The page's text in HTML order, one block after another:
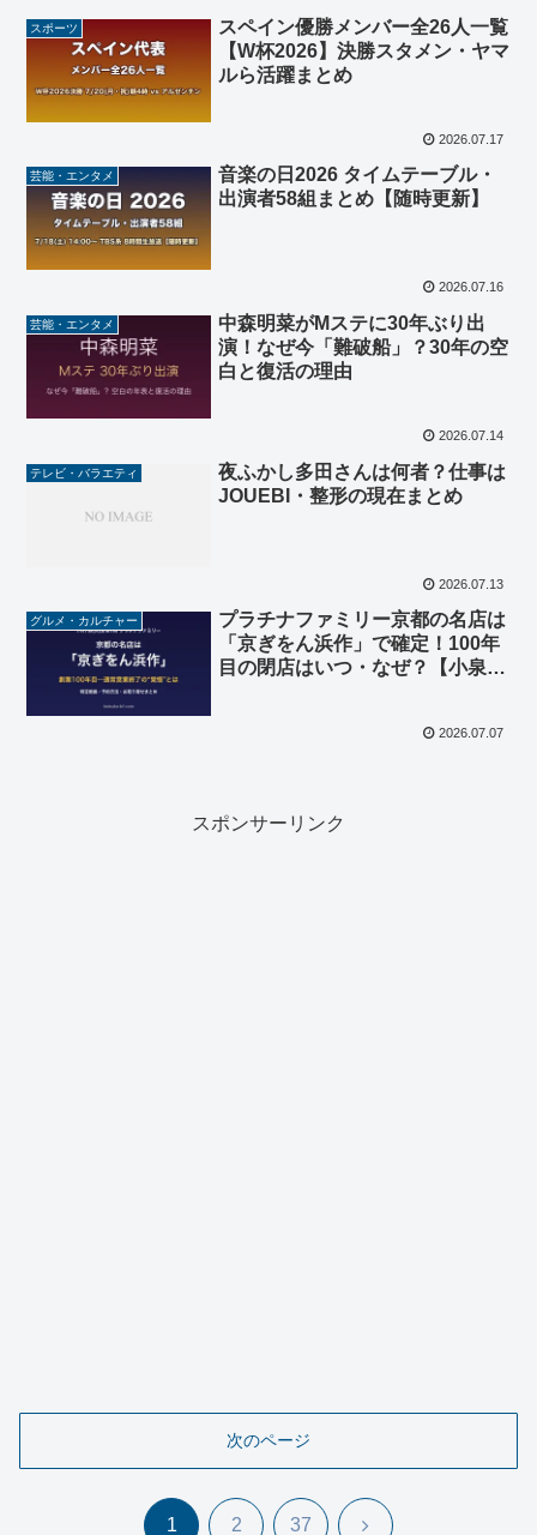
スポーツ
スペイン優勝メンバー全26人一覧
【W杯2026】決勝スタメン・ヤマ
ルら活躍まとめ
2026.07.17
芸能・エンタメ
音楽の日2026 タイムテーブル・
出演者58組まとめ【随時更新】
2026.07.16
芸能・エンタメ
中森明菜がMステに30年ぶり出
演！なぜ今「難破船」？30年の空
白と復活の理由
2026.07.14
テレビ・バラエティ
夜ふかし多田さんは何者？仕事は
JOUEBI・整形の現在まとめ
2026.07.13
グルメ・カルチャー
プラチナファミリー京都の名店は
「京ぎをん浜作」で確定！100年
目の閉店はいつ・なぜ？【小泉孝
2026.07.07
スポンサーリンク
次のページ
1 2 37 次